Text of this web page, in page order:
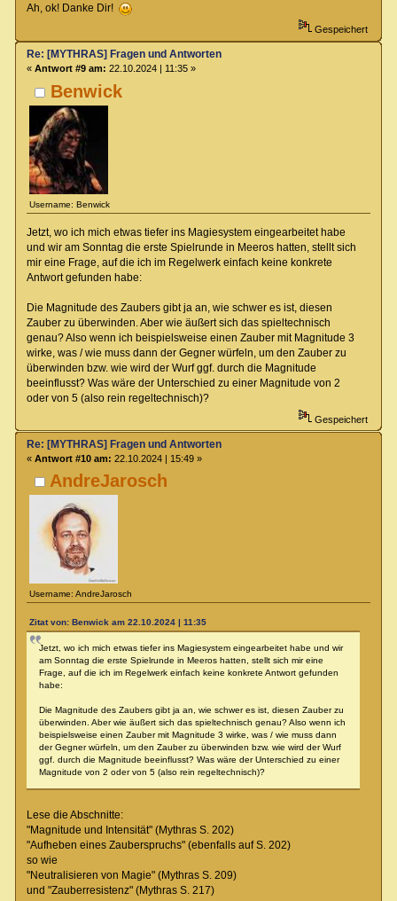
Ah, ok! Danke Dir!
Gespeichert
Benwick
Username: Benwick
Re: [MYTHRAS] Fragen und Antworten
« Antwort #9 am: 22.10.2024 | 11:35 »
Jetzt, wo ich mich etwas tiefer ins Magiesystem eingearbeitet habe
und wir am Sonntag die erste Spielrunde in Meeros hatten, stellt sich
mir eine Frage, auf die ich im Regelwerk einfach keine konkrete
Antwort gefunden habe:
Die Magnitude des Zaubers gibt ja an, wie schwer es ist, diesen
Zauber zu überwinden. Aber wie äußert sich das spieltechnisch
genau? Also wenn ich beispielsweise einen Zauber mit Magnitude 3
wirke, was / wie muss dann der Gegner würfeln, um den Zauber zu
überwinden bzw. wie wird der Wurf ggf. durch die Magnitude
beeinflusst? Was wäre der Unterschied zu einer Magnitude von 2
oder von 5 (also rein regeltechnisch)?
Gespeichert
AndreJarosch
Username: AndreJarosch
Re: [MYTHRAS] Fragen und Antworten
« Antwort #10 am: 22.10.2024 | 15:49 »
Zitat von: Benwick am 22.10.2024 | 11:35
Jetzt, wo ich mich etwas tiefer ins Magiesystem eingearbeitet habe und wir
am Sonntag die erste Spielrunde in Meeros hatten, stellt sich mir eine
Frage, auf die ich im Regelwerk einfach keine konkrete Antwort gefunden
habe:
Die Magnitude des Zaubers gibt ja an, wie schwer es ist, diesen Zauber zu
überwinden. Aber wie äußert sich das spieltechnisch genau? Also wenn ich
beispielsweise einen Zauber mit Magnitude 3 wirke, was / wie muss dann
der Gegner würfeln, um den Zauber zu überwinden bzw. wie wird der Wurf
ggf. durch die Magnitude beeinflusst? Was wäre der Unterschied zu einer
Magnitude von 2 oder von 5 (also rein regeltechnisch)?
Lese die Abschnitte:
"Magnitude und Intensität" (Mythras S. 202)
"Aufheben eines Zauberspruchs" (ebenfalls auf S. 202)
so wie
"Neutralisieren von Magie" (Mythras S. 209)
und "Zauberresistenz" (Mythras S. 217)